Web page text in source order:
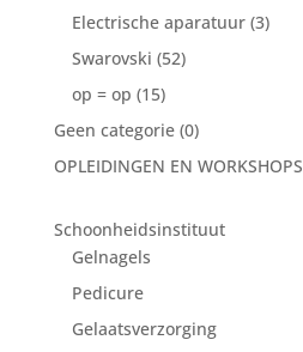
Electrische aparatuur (3)
Swarovski (52)
op = op (15)
Geen categorie (0)
OPLEIDINGEN EN WORKSHOPS
Schoonheidsinstituut
Gelnagels
Pedicure
Gelaatsverzorging